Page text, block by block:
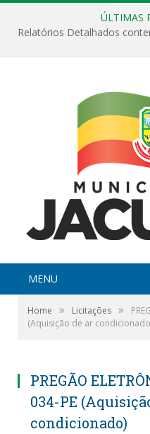
ÚLTIMAS
MENU
Home » Licitações »
(Aquisição de ar
PREGÃO
034-PE
condicionado)